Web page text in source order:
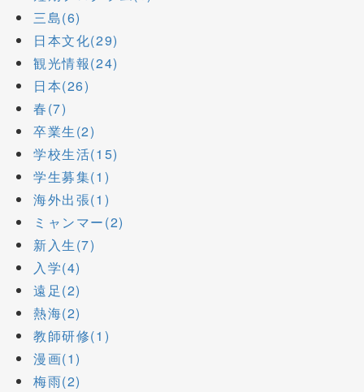
三島(6)
日本文化(29)
観光情報(24)
日本(26)
春(7)
卒業生(2)
学校生活(15)
学生募集(1)
海外出張(1)
ミャンマー(2)
新入生(7)
入学(4)
遠足(2)
熱海(2)
教師研修(1)
漫画(1)
梅雨(2)